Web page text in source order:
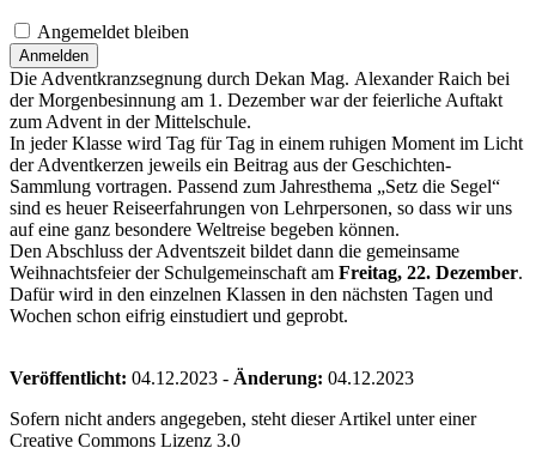
Angemeldet bleiben
Anmelden
Die Adventkranzsegnung durch Dekan Mag. Alexander Raich bei
der Morgenbesinnung am 1. Dezember war der feierliche Auftakt
zum Advent in der Mittelschule.
In jeder Klasse wird Tag für Tag in einem ruhigen Moment im Licht
der Adventkerzen jeweils ein Beitrag aus der Geschichten-
Sammlung vortragen. Passend zum Jahresthema „Setz die Segel“
sind es heuer Reiseerfahrungen von Lehrpersonen, so dass wir uns
auf eine ganz besondere Weltreise begeben können.
Den Abschluss der Adventszeit bildet dann die gemeinsame
Weihnachtsfeier der Schulgemeinschaft am Freitag, 22. Dezember.
Dafür wird in den einzelnen Klassen in den nächsten Tagen und
Wochen schon eifrig einstudiert und geprobt.
Veröffentlicht: 04.12.2023 - Änderung: 04.12.2023
Sofern nicht anders angegeben, steht dieser Artikel unter einer
Creative Commons Lizenz 3.0